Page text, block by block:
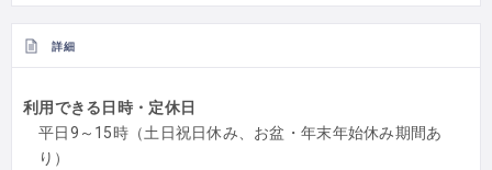
詳細
利用できる日時・定休日
平日9～15時（土日祝日休み、お盆・年末年始休み期間あ
り）